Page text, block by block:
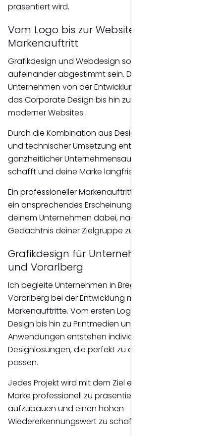
präsentiert wird.
Vom Logo bis zur Website – Ein stimmiger
Markenauftritt
Grafikdesign und Webdesign sollten perfekt
aufeinander abgestimmt sein. Deshalb begleite ich
Unternehmen von der Entwicklung ihres Logos über
das Corporate Design bis hin zur Gestaltung
moderner Websites.
Durch die Kombination aus Design, Markenstrategie
und technischer Umsetzung entsteht ein
ganzheitlicher Unternehmensauftritt, der Vertrauen
schafft und deine Marke langfristig stärkt.
Ein professioneller Markenauftritt sorgt nicht nur für
ein ansprechendes Erscheinungsbild, sondern hilft
deinem Unternehmen dabei, nachhaltig im
Gedächtnis deiner Zielgruppe zu bleiben.
Grafikdesign für Unternehmen in Bregenz
und Vorarlberg
Ich begleite Unternehmen in Bregenz und ganz
Vorarlberg bei der Entwicklung moderner
Markenauftritte. Vom ersten Logo über Corporate
Design bis hin zu Printmedien und digitalen
Anwendungen entstehen individuelle
Designlösungen, die perfekt zu deinem Unternehmen
passen.
Jedes Projekt wird mit dem Ziel entwickelt, deine
Marke professionell zu präsentieren, Vertrauen
aufzubauen und einen hohen
Wiedererkennungswert zu schaffen.